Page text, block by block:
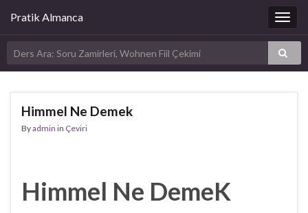
Pratik Almanca
Himmel Ne Demek
Byadmin in Çeviri
Himmel Ne DemeK